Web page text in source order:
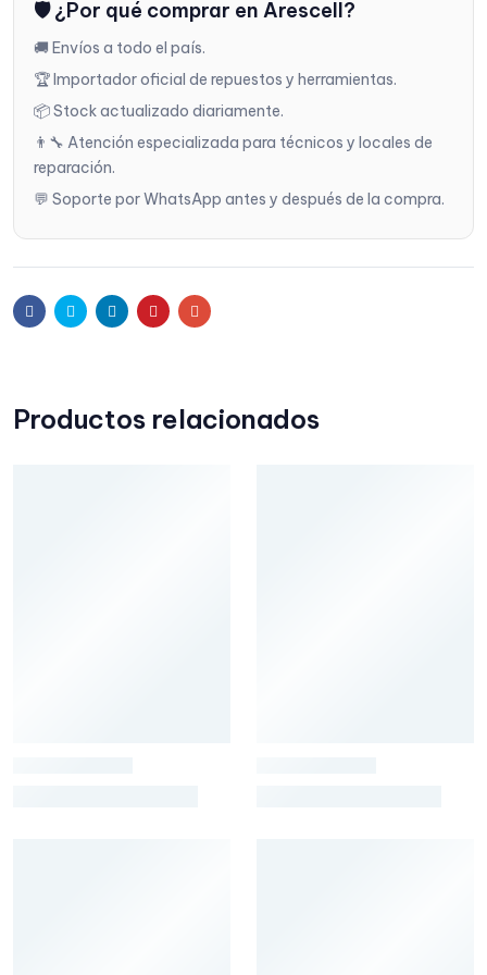
🛡️ ¿Por qué comprar en Arescell?
🚚 Envíos a todo el país.
🏆 Importador oficial de repuestos y herramientas.
📦 Stock actualizado diariamente.
👨‍🔧 Atención especializada para técnicos y locales de
reparación.
💬 Soporte por WhatsApp antes y después de la compra.
FacebookTwitter LinkedinPinterestEmail
Productos relacionados